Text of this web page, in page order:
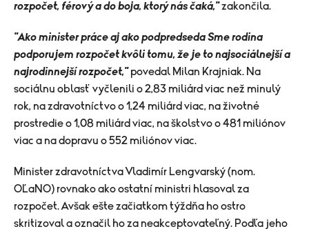
rozpočet, férový a do boja, ktorý nás čaká,"zakončila.
"Ako minister práce aj ako podpredseda Sme rodina
podporujem rozpočet kvôli tomu, že je to najsociálnejší a
najrodinnejší rozpočet,"povedal Milan Krajniak. Na
sociálnu oblasť vyčlenili o 2,83 miliárd viac než minulý
rok, na zdravotníctvo o 1,24 miliárd viac, na životné
prostredie o 1,08 miliárd viac, na školstvo o 481 miliónov
viac a na dopravu o 552 miliónov viac.
Minister zdravotníctva Vladimír Lengvarský (nom.
OĽaNO) rovnako ako ostatní ministri hlasoval za
rozpočet. Avšak ešte začiatkom týždňa ho ostro
skritizoval a označil ho za neakceptovateľný. Podľa jeho